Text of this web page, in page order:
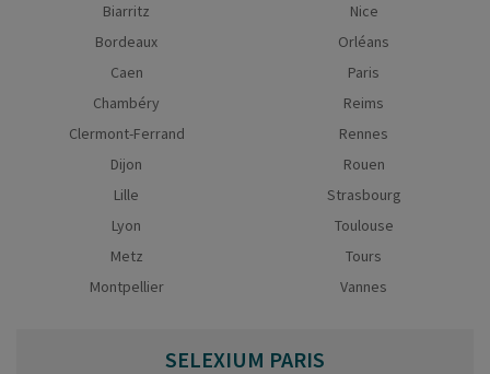
Biarritz
Bordeaux
Caen
Chambéry
Clermont-Ferrand
Dijon
Lille
Lyon
Metz
Montpellier
Nice
Orléans
Paris
Reims
Rennes
Rouen
Strasbourg
Toulouse
Tours
Vannes
SELEXIUM PARIS